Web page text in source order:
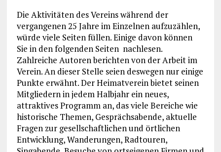
Die Aktivitäten des Vereins während der
vergangenen 25 Jahre im Einzelnen aufzuzählen,
würde viele Seiten füllen. Einige davon können
Sie in den folgenden Seiten nachlesen.
Zahlreiche Autoren berichten von der Arbeit im
Verein. An dieser Stelle seien deswegen nur einige
Punkte erwähnt. Der Heimatverein bietet seinen
Mitgliedern in jedem Halbjahr ein neues,
attraktives Programm an, das viele Bereiche wie
historische Themen, Gesprächsabende, aktuelle
Fragen zur gesellschaftlichen und örtlichen
Entwicklung, Wanderungen, Radtouren,